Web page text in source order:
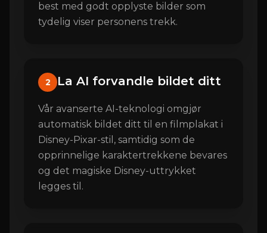
best med godt opplyste bilder som
tydelig viser personens trekk.
2 La AI forvandle bildet ditt
Vår avanserte AI-teknologi omgjør
automatisk bildet ditt til en filmplakat i
Disney-Pixar-stil, samtidig som de
opprinnelige karaktertrekkene bevares
og det magiske Disney-uttrykket
legges til.